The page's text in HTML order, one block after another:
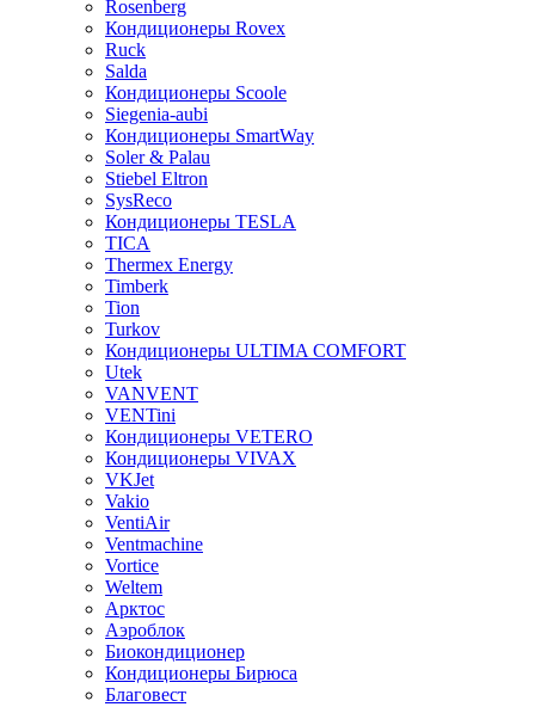
Rosenberg
Кондиционеры Rovex
Ruck
Salda
Кондиционеры Scoole
Siegenia-aubi
Кондиционеры SmartWay
Soler & Palau
Stiebel Eltron
SysReco
Кондиционеры TESLA
TICA
Thermex Energy
Timberk
Tion
Turkov
Кондиционеры ULTIMA COMFORT
Utek
VANVENT
VENTini
Кондиционеры VETERO
Кондиционеры VIVAX
VKJet
Vakio
VentiAir
Ventmachine
Vortice
Weltem
Арктос
Аэроблок
Биокондиционер
Кондиционеры Бирюса
Благовест